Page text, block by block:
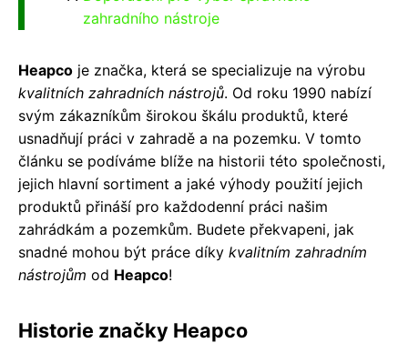
zahradního nástroje
Heapco je značka, která se specializuje na výrobu
kvalitních zahradních nástrojů. Od roku 1990 nabízí
svým zákazníkům širokou škálu produktů, které
usnadňují práci v zahradě a na pozemku. V tomto
článku se podíváme blíže na historii této společnosti,
jejich hlavní sortiment a jaké výhody použití jejich
produktů přináší pro každodenní práci našim
zahrádkám a pozemkům. Budete překvapeni, jak
snadné mohou být práce díky kvalitním zahradním
nástrojům od Heapco!
Historie značky Heapco